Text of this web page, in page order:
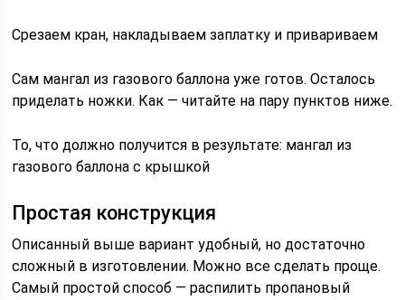
Срезаем кран, накладываем заплатку и привариваем
Сам мангал из газового баллона уже готов. Осталось
приделать ножки. Как — читайте на пару пунктов ниже.
То, что должно получится в результате: мангал из
газового баллона с крышкой
Простая конструкция
Описанный выше вариант удобный, но достаточно
сложный в изготовлении. Можно все сделать проще.
Самый простой способ — распилить пропановый